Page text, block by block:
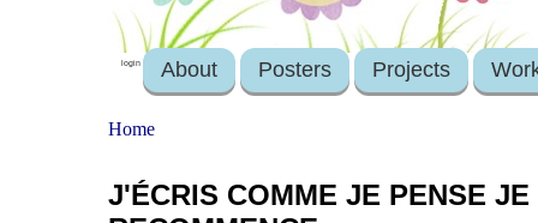
login About Posters Projects
Home
J'ÉCRIS COMME JE PENSE